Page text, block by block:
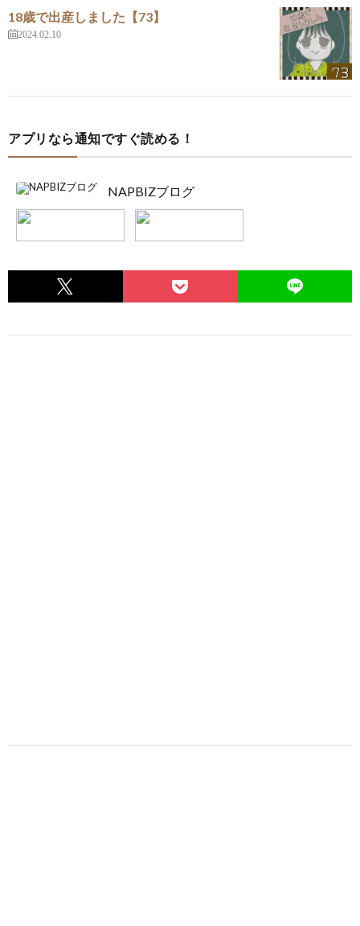
18歳で出産しました【73】
2024.02.10
アプリなら通知ですぐ読める！
NAPBIZブログ